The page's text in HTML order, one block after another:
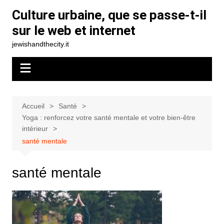
contenu
Culture urbaine, que se passe-t-il
sur le web et internet
jewishandthecity.it
Accueil
Santé
Yoga : renforcez votre santé mentale et votre bien-être
intérieur
santé mentale
santé mentale